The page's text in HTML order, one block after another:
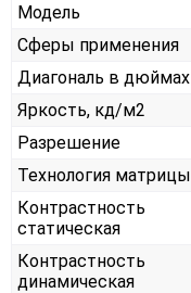
Модель
Сферы применения
Диагональ в дюймах
Яркость, кд/м2
Разрешение
Технология матрицы
Контрастность
статическая
Контрастность
динамическая